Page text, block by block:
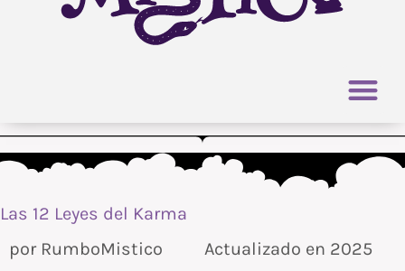
Las 12 Leyes del Karma
por RumboMistico Actualizado en 2025